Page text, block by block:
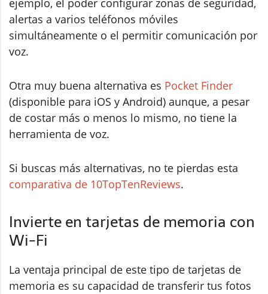
ejemplo, el poder configurar zonas de seguridad,
alertas a varios teléfonos móviles
simultáneamente o el permitir comunicación por
voz.
Otra muy buena alternativa es Pocket Finder
(disponible para iOS y Android) aunque, a pesar
de costar más o menos lo mismo, no tiene la
herramienta de voz.
Si buscas más alternativas, no te pierdas esta
comparativa de 10TopTenReviews.
Invierte en tarjetas de memoria con
Wi-Fi
La ventaja principal de este tipo de tarjetas de
memoria es su capacidad de transferir tus fotos